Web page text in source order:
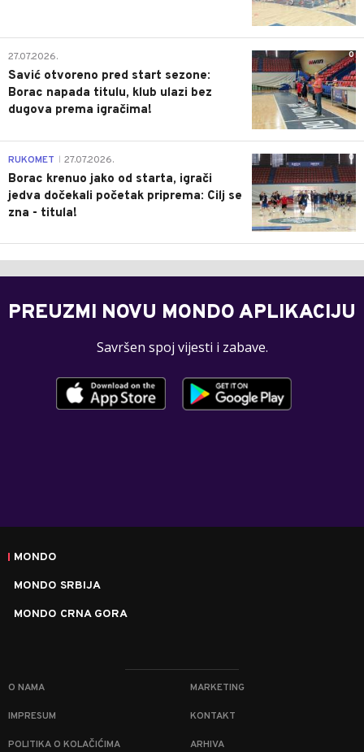
0
27.07.2026.
Savić otvoreno pred start sezone:
Borac napada titulu, klub ulazi bez
dugova prema igračima!
0
RUKOMET 27.07.2026.
Borac krenuo jako od starta, igrači
jedva dočekali početak priprema: Cilj se
zna - titula!
PREUZMI NOVU MONDO APLIKACIJU
Savršen spoj vijesti i zabave.
MONDO
MONDO SRBIJA
MONDO CRNA GORA
O NAMA MARKETING
IMPRESUM KONTAKT
POLITIKA O KOLAČIĆIMA ARHIVA